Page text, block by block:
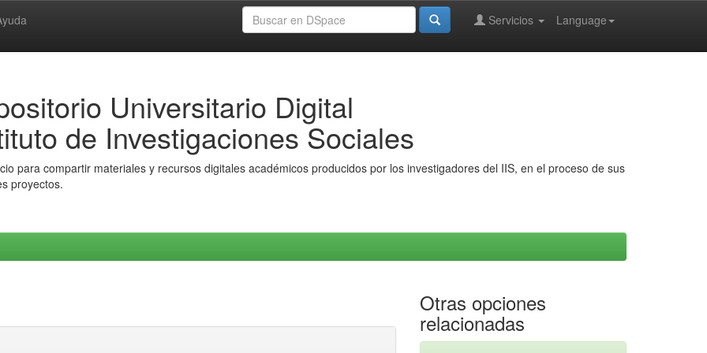
Language
Servicios
Universitario Digital
de Investigaciones Sociales
para compartir materiales y recursos digitales académicos producidos por los investigadores del IIS, en el proceso de sus
proyectos.
Otras opciones
relacionadas